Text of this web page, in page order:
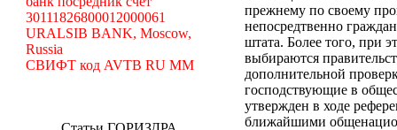
30111826800012000061
URALSIB BANK, Moscow,
Russia
СВИФТ код AVTB RU MM
прежнему по своему
непосредтвенно
штата. Более того, при
выбираются
дополнительной
господствующие в
утвержден в ходе
ближайшими